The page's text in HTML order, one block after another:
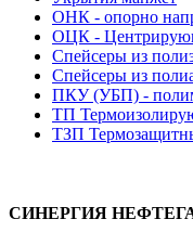
ОНК - опорно
ОЦК -
Спейсеры из
Спейсеры из
ПКУ (УБП) -
ТП
ТЗП
СИНЕРГИЯ